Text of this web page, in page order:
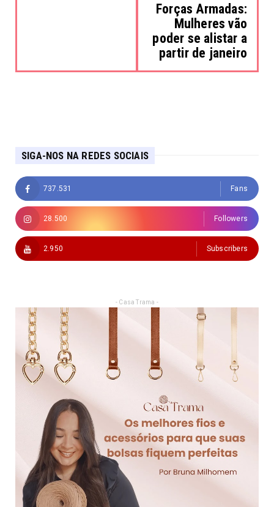
Forças Armadas:
Mulheres vão
poder se alistar a
partir de janeiro
SIGA-NOS NA REDES SOCIAIS
737.531 Fans
28.500 Followers
2.950 Subscribers
- Casa Trama -